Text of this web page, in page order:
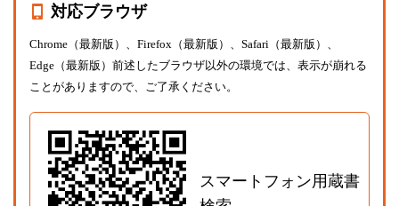
対応ブラウザ
Chrome（最新版）、Firefox（最新版）、Safari（最新版）、
Edge（最新版）前述したブラウザ以外の環境では、表示が崩れる
ことがありますので、ご了承ください。
スマートフォン用蔵書